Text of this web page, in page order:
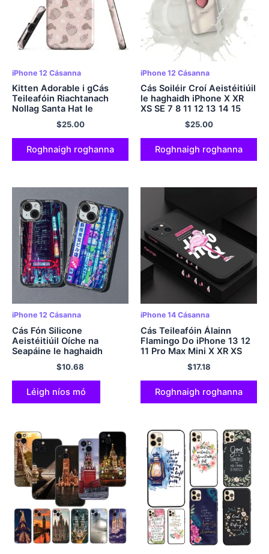
iPhone 12 Cásanna
Kitten Adorable i gCás
Teileafóin Riachtanach
Nollag Santa Hat le
haghaidh iPhone X XR XS
SE 7 8 11 12 13 14 15 Pro
Mini Plus Pro Max
$25.00
Roghnaigh roghanna
iPhone 12 Cásanna
Cás Soiléir Croí Aeistéitiúil
le haghaidh iPhone X XR
XS SE 7 8 11 12 13 14 15
Pro Mini Plus Pro Max
$25.00
Roghnaigh roghanna
iPhone 12 Cásanna
Cás Fón Silicone
Aeistéitiúil Oíche na
Seapáine le haghaidh
iPhone 14 13 12 15 Pro Max
Mini XS X XR SE 7 8 Móide
Clúdach Bog
$10.68
Léigh níos mó
iPhone 14 Cásanna
Cás Teileafóin Álainn
Flamingo Do iPhone 13 12
11 Pro Max Mini X XR XS
MAX SE2020 8 7 Móide 6
6Clúdach S Plus
$17.18
Roghnaigh roghanna